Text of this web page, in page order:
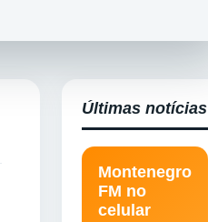
Últimas notícias
Montenegro
FM no
celular